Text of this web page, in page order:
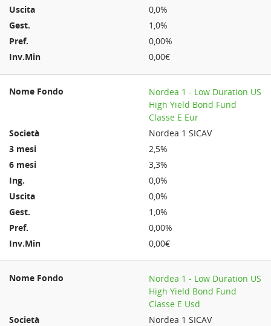
0,0%
1,0%
0,00%
0,00€
Nordea 1 - Low Duration US
High Yield Bond Fund
Classe E Eur
Nordea 1 SICAV
2,5%
3,3%
0,0%
0,0%
1,0%
0,00%
0,00€
Nordea 1 - Low Duration US
High Yield Bond Fund
Classe E Usd
Nordea 1 SICAV